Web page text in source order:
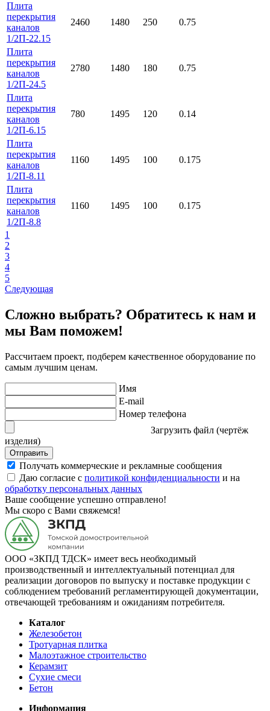
Плита
перекрытия
каналов
1/2П-22.15
2460 1480 250 0.75
Плита
перекрытия
каналов
1/2П-24.5
2780 1480 180 0.75
Плита
перекрытия
каналов
1/2П-6.15
780 1495 120 0.14
Плита
перекрытия
каналов
1/2П-8.11
1160 1495 100 0.175
Плита
перекрытия
каналов
1/2П-8.8
1160 1495 100 0.175
1
2
3
4
5
Следующая
Сложно выбрать? Обратитесь к нам и
мы Вам поможем!
Рассчитаем проект, подберем качественное оборудование по
самым лучшим ценам.
Имя
E-mail
Номер телефона
Загрузить файл (чертёж
изделия)
Отправить
Получать коммерческие и рекламные сообщения
Даю согласие с политикой конфиденциальности и на
обработку персональных данных
Ваше сообщение успешно отправлено!
Мы скоро с Вами свяжемся!
ООО «ЗКПД ТДСК» имеет весь необходимый
производственный и интеллектуальный потенциал для
реализации договоров по выпуску и поставке продукции с
соблюдением требований регламентирующей документации,
отвечающей требованиям и ожиданиям потребителя.
Каталог
Железобетон
Тротуарная плитка
Малоэтажное строительство
Керамзит
Сухие смеси
Бетон
Информация